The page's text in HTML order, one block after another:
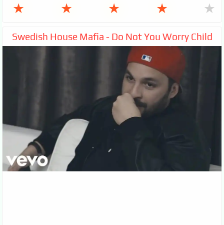
★ ★ ★ ★ ★
Swedish House Mafia - Do Not You Worry Child